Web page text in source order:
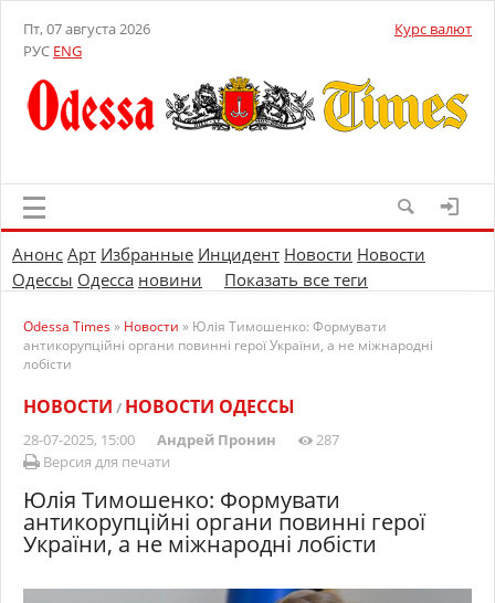
Пт, 07 августа 2026
РУС ENG
Курс валют
Анонс Арт Избранные Инцидент Новости Новости
Одессы Одесса новини Показать все теги
Odessa Times» Новости » Юлія Тимошенко: Формувати
антикорупційні органи повинні герої України, а не міжнародні
лобісти
НОВОСТИ / НОВОСТИ ОДЕССЫ
28-07-2025, 15:00 Андрей Пронин
287
Версия для печати
Юлія Тимошенко: Формувати
антикорупційні органи повинні герої
України, а не міжнародні лобісти